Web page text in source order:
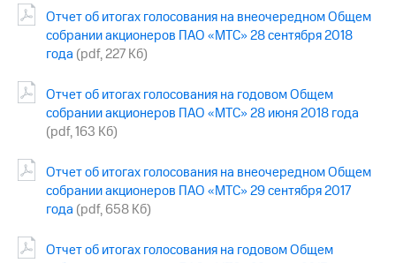
облигаций
Другое
Регистратор
Контакты
развитие
деловая этика
Отчет об итогах голосования на внеочередном Общем
собрании акционеров ПАО «МТС» 28 сентября 2018
года (pdf, 227 Кб)
Отчет об итогах голосования на годовом Общем
собрании акционеров ПАО «МТС» 28 июня 2018 года
(pdf, 163 Кб)
Отчет об итогах голосования на внеочередном Общем
собрании акционеров ПАО «МТС» 29 сентября 2017
года (pdf, 658 Кб)
Отчет об итогах голосования на годовом Общем